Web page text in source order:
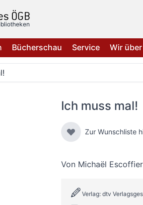
Bücherschau Service Wir
Ich muss mal!
Zur Wunschliste
Von Michaël Escoffier
Verlag: dtv